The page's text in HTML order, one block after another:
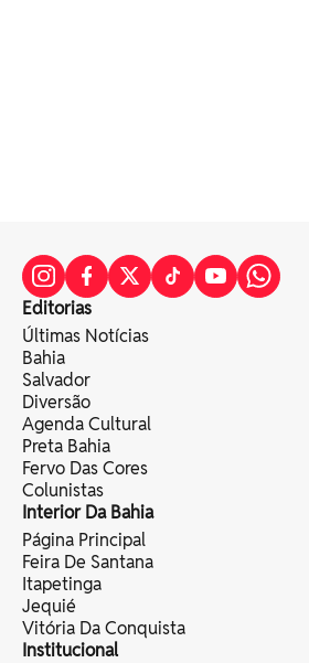
Editorias
Últimas Notícias
Bahia
Salvador
Diversão
Agenda Cultural
Preta Bahia
Fervo Das Cores
Colunistas
Interior Da Bahia
Página Principal
Feira De Santana
Itapetinga
Jequié
Vitória Da Conquista
Institucional